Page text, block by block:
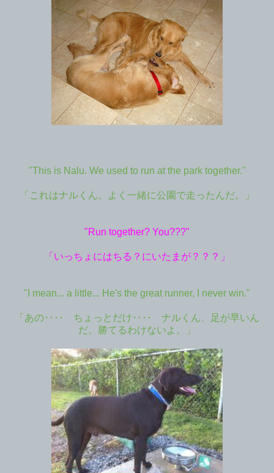
"This is Nalu. We used to run at the park together."
「これはナルくん。よく一緒に公園で走ったんだ。」
"Run together? You???"
「いっちょにはちる？にいたまが？？？」
"I mean... a little... He's the great runner, I never win."
「あの‥‥ ちょっとだけ‥‥ ナルくん、足が早いん
だ。勝てるわけないよ。」